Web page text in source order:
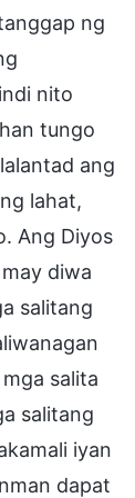
ng
nito
tungo
ang
lahat,
Ang Diyos
diwa
salitang
salita
salitang
iyan
dapat